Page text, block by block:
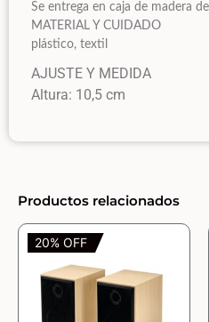
Se entrega en caja de madera
MATERIAL Y CUIDADO
plástico, textil
AJUSTE Y MEDIDA
Altura: 10,5 cm
Productos relacionados
20% OFF